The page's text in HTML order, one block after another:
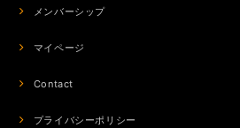
メンバーシップ
マイページ
Contact
プライバシーポリシー